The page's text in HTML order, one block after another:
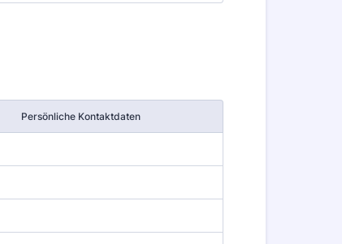
Persönliche Kontaktdaten